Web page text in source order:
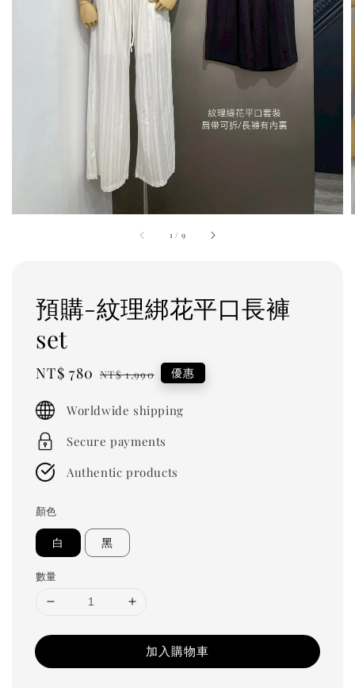
1 / 9
預購-紋理綁花平口長褲
set
Sale
NT$ 780 Regular
NT$ 1,990 優惠
Worldwide shipping
Secure payments
Authentic products
顏色
白 黑
數量
加入購物車